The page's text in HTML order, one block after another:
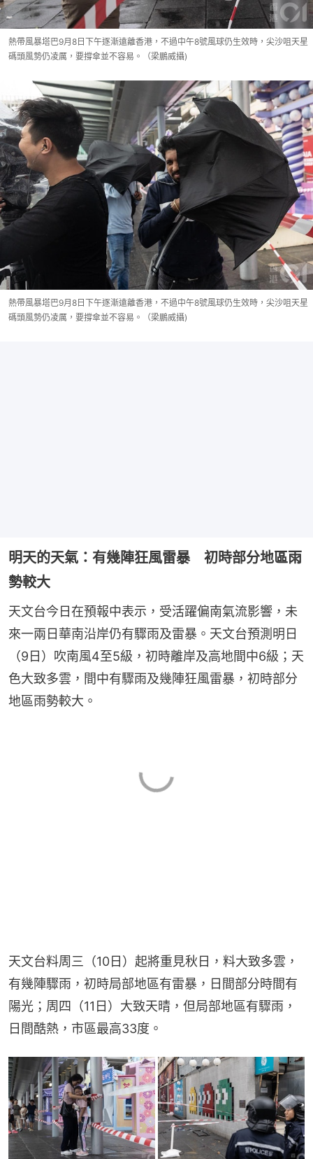
熱帶風暴塔巴9月8日下午逐漸遠離香港，不過中午8號風球仍生效時，尖沙咀天星
碼頭風勢仍凌厲，要撐傘並不容易。（梁鵬威攝)
熱帶風暴塔巴9月8日下午逐漸遠離香港，不過中午8號風球仍生效時，尖沙咀天星
碼頭風勢仍凌厲，要撐傘並不容易。（梁鵬威攝)
明天的天氣：有幾陣狂風雷暴 初時部分地區雨
勢較大
天文台今日在預報中表示，受活躍偏南氣流影響，未
來一兩日華南沿岸仍有驟雨及雷暴。天文台預測明日
（9日）吹南風4至5級，初時離岸及高地間中6級；天
色大致多雲，間中有驟雨及幾陣狂風雷暴，初時部分
地區雨勢較大。
天文台料周三（10日）起將重見秋日，料大致多雲，
有幾陣驟雨，初時局部地區有雷暴，日間部分時間有
陽光；周四（11日）大致天晴，但局部地區有驟雨，
日間酷熱，市區最高33度。